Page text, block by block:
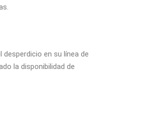
en su línea de
la disponibilidad de